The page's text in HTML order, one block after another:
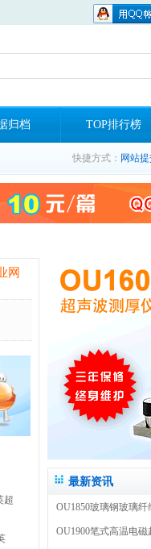
归档 TOP排行榜
快捷方式： 网站
网
超
最新资讯
OU1850玻璃钢玻璃纤
OU1900笔式高温电磁